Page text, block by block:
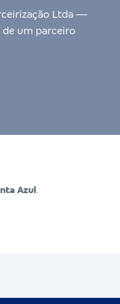
Ltda —
um parceiro
Azul